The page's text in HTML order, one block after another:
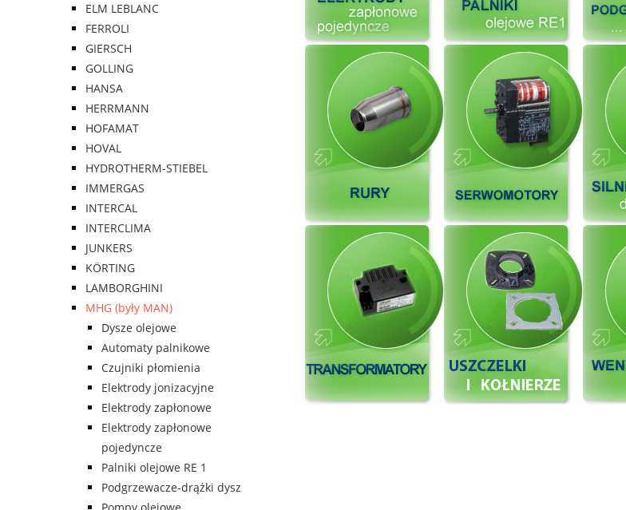
ELM LEBLANC
FERROLI
GIERSCH
GOLLING
HANSA
HERRMANN
HOFAMAT
HOVAL
HYDROTHERM-STIEBEL
IMMERGAS
INTERCAL
INTERCLIMA
JUNKERS
KÖRTING
LAMBORGHINI
MHG (były MAN)
Dysze olejowe
Automaty palnikowe
Czujniki płomienia
Elektrody jonizacyjne
Elektrody zapłonowe
Elektrody zapłonowe
pojedyncze
Palniki olejowe RE 1
Podgrzewacze-drążki dysz